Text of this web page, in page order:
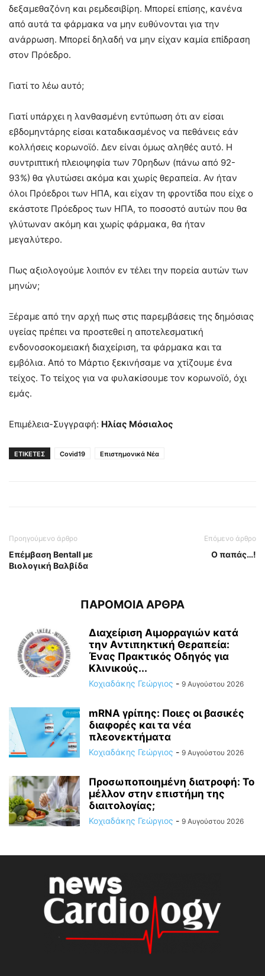
δεξαμεθαζόνη και ρεμδεσιβίρη. Μπορεί επίσης, κανένα
από αυτά τα φάρμακα να μην ευθύνονται για την
ανάρρωση. Μπορεί δηλαδή να μην είχαν καμία επίδραση
στον Πρόεδρο.
Γιατί το λέω αυτό;
Γιατί υπάρχει η λανθασμένη εντύπωση ότι αν είσαι
εβδομηντάρης είσαι καταδικασμένος να πεθάνεις εάν
κολλήσεις κορωνοϊό. Δεν είναι όμως αληθές αυτό. Η
συντριπτική πλειοψηφία των 70ρηδων (πάνω από 92-
93%) θα γλυτώσει ακόμα και χωρίς θεραπεία. Αν ήταν
όλοι Πρόεδροι των ΗΠΑ, και είχαν τη φροντίδα που είχε ο
εκάστοτε Πρόεδρος των ΗΠΑ, το ποσοστό αυτών που θα
γλύτωναν ακόμη και χωρίς φάρμακα, θα ήταν
μεγαλύτερο.
Πως αξιολογούμε λοιπόν εν τέλει την πορεία αυτών των
μηνών;
Ξέραμε από την αρχή πως στις παρεμβάσεις της δημόσιας
υγείας πρέπει να προστεθεί η αποτελεσματική
ενδονοσοκομειακή διαχείριση, τα φάρμακα και τα
εμβόλια. Από το Μάρτιο ξεκινήσαμε να χτίζουμε ένα
τείχος. Το τείχος για να φυλακίσουμε τον κορωνοϊό, όχι
εμάς.
Επιμέλεια-Συγγραφή: Ηλίας Μόσιαλος
ΕΤΙΚΕΤΕΣ Covid19 Επιστημονικά Νέα
Προηγούμενο άρθρο
Επέμβαση Bentall με
Βιολογική Βαλβίδα
Επόμενο άρθρο
Ο παπάς…!
ΠΑΡΟΜΟΙΑ ΑΡΘΡΑ
Διαχείριση Αιμορραγιών κατά
την Αντιπηκτική Θεραπεία:
Ένας Πρακτικός Οδηγός για
Κλινικούς...
Κοχιαδάκης Γεώργιος - 9 Αυγούστου 2026
mRNA γρίπης: Ποιες οι βασικές
διαφορές και τα νέα
πλεονεκτήματα
Κοχιαδάκης Γεώργιος - 9 Αυγούστου 2026
Προσωποποιημένη διατροφή: Το
μέλλον στην επιστήμη της
διαιτολογίας;
Κοχιαδάκης Γεώργιος - 9 Αυγούστου 2026